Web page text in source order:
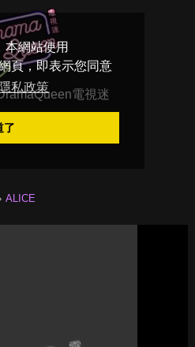
本網站使用
頁，即表示您同意
私政策
了
電視迷
ALICE